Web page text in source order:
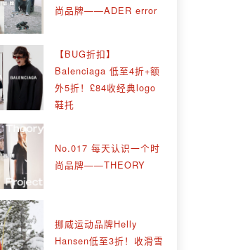
尚品牌——ADER error
【BUG折扣】
Balenciaga 低至4折+额
外5折！£84收经典logo
鞋托
No.017 每天认识一个时
尚品牌——THEORY
挪威运动品牌Helly
Hansen低至3折！收滑雪